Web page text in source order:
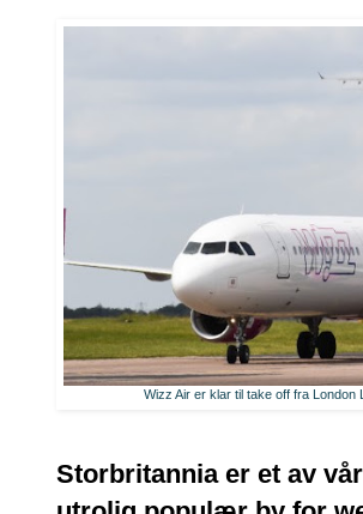
Wizz Air er klar til take off fra
Storbritannia er et av